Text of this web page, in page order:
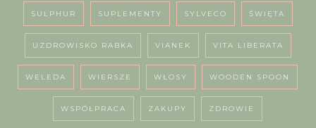
SULPHUR SUPLEMENTY SYLVECO ŚWIĘTA
UZDROWISKO RABKA VIANEK VITA LIBERATA
WELEDA WIERSZE WŁOSY WOODEN SPOON
WSPÓŁPRACA ZAKUPY ZDROWIE